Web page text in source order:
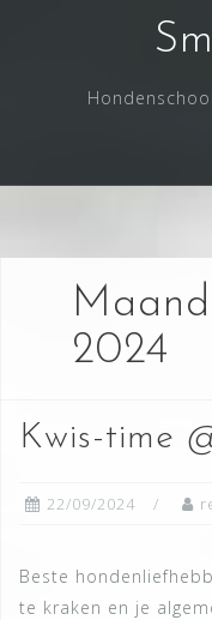
2024
Kwis-time
22/09/2024
Beste
te kraken en je